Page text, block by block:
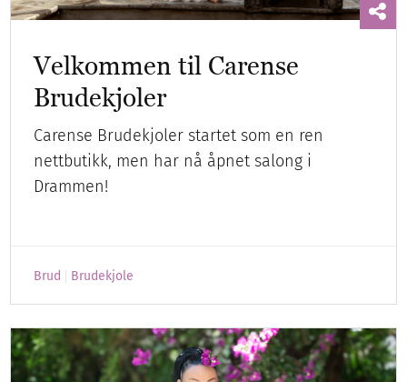
Velkommen til Carense
Brudekjoler
Carense Brudekjoler startet som en ren
nettbutikk, men har nå åpnet salong i
Drammen!
Brud Brudekjole